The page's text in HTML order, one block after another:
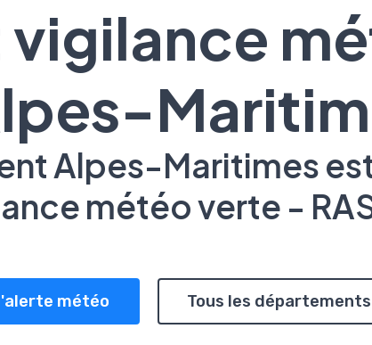
Alpes-Maritimes
météo verte -
météo Tous les